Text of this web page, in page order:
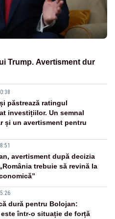
Trump. Avertisment dur
păstrează ratingul
investițiilor. Un semnal
și un avertisment pentru
avertisment după decizia
trebuie să revină la
dură pentru Bolojan:
este într-o situație de forță